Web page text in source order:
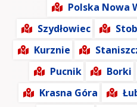
Polska Nowa
Szydłowiec
Kurznie
Pucnik
Borki
Krasna Góra